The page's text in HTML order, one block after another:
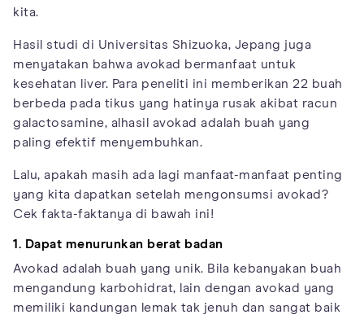
kita.
Hasil studi di Universitas Shizuoka, Jepang juga
menyatakan bahwa avokad bermanfaat untuk
kesehatan liver. Para peneliti ini memberikan 22 buah
berbeda pada tikus yang hatinya rusak akibat racun
galactosamine, alhasil avokad adalah buah yang
paling efektif menyembuhkan.
Lalu, apakah masih ada lagi manfaat-manfaat penting
yang kita dapatkan setelah mengonsumsi avokad?
Cek fakta-faktanya di bawah ini!
1. Dapat menurunkan berat badan
Avokad adalah buah yang unik. Bila kebanyakan buah
mengandung karbohidrat, lain dengan avokad yang
memiliki kandungan lemak tak jenuh dan sangat baik